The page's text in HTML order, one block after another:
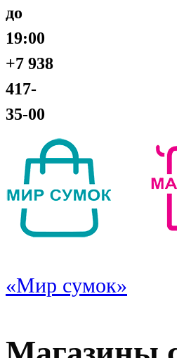
до
19:00
+7 938
417-
35-00
«Мир сумок»